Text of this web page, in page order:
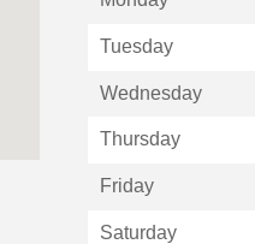
Tuesday
Wednesday
Thursday
Friday
Saturday